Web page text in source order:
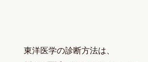
東洋医学の診断方法は、